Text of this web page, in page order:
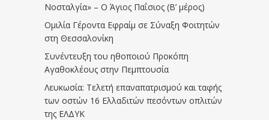
Νοσταλγία» – Ο Άγιος Παΐσιος (Β’ μέρος)
Ομιλία Γέροντα Εφραίμ σε Σύναξη Φοιτητών
στη Θεσσαλονίκη
Συνέντευξη του ηθοποιού Προκόπη
Αγαθοκλέους στην Πεμπτουσία
Λευκωσία: Τελετή επαναπατρισμού και ταφής
των οστών 16 Ελλαδιτών πεσόντων οπλιτών
της ΕΛΔΥΚ